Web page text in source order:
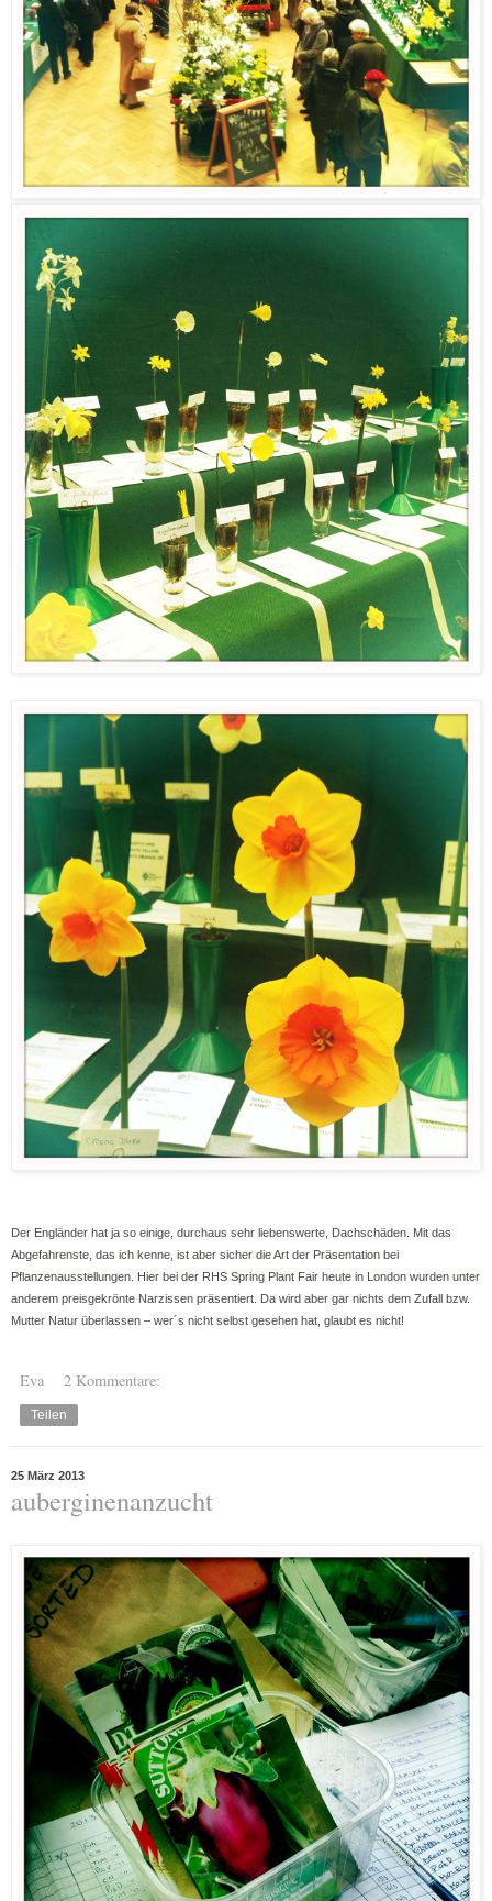
Der Engländer hat ja so einige, durchaus sehr liebenswerte, Dachschäden. Mit das
Abgefahrenste, das ich kenne, ist aber sicher die Art der Präsentation bei
Pflanzenausstellungen. Hier bei der RHS Spring Plant Fair heute in London wurden unter
anderem preisgekrönte Narzissen präsentiert. Da wird aber gar nichts dem Zufall bzw.
Mutter Natur überlassen – wer´s nicht selbst gesehen hat, glaubt es nicht!
Eva 2 Kommentare:
Teilen
25 März 2013
auberginenanzucht